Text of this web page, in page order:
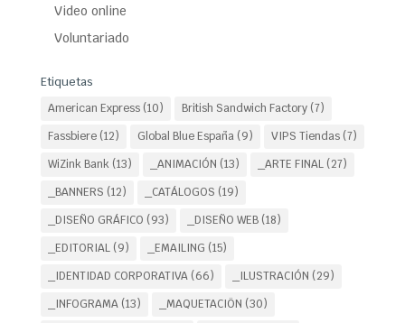
Video online
Voluntariado
Etiquetas
American Express(10) British Sandwich Factory(7)
Fassbiere(12) Global Blue España(9) VIPS Tiendas(7)
WiZink Bank(13) _ANIMACIÓN (13) _ARTE FINAL(27)
_BANNERS (12) _CATÁLOGOS (19)
_DISEÑO GRÁFICO (93) _DISEÑO WEB(18)
_EDITORIAL(9) _EMAILING (15)
_IDENTIDAD CORPORATIVA(66) _ILUSTRACIÓN (29)
_INFOGRAMA(13) _MAQUETACIÖN (30)